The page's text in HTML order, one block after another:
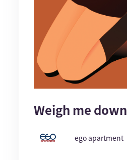
Weigh me down
ego apartment